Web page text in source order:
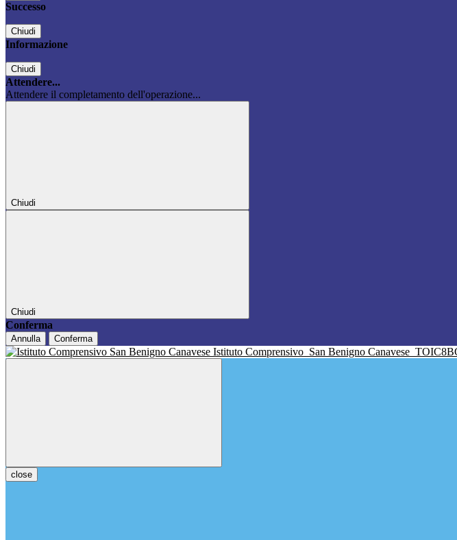
Successo
Chiudi
Informazione
Chiudi
Attendere...
Attendere il completamento dell'operazione...
Chiudi
Chiudi
Conferma
Annulla Conferma
Istituto Comprensivo San Benigno Canavese
close